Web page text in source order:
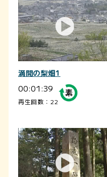
満開の梨畑1
00:01:39
再生回数：22